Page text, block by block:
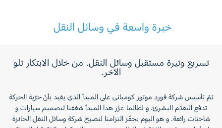
خبرة واسعة في وسائل النقل
تسريع وتيرة مستقبل وسائل النقل. من خلال الابتكار تلو
الآخر.
تمّ تأسيس شركة فورد موتور كومباني على المبدأ الذي يفيد بأنّ حرّية الحركة
تدفع التقدّم البشريّ. و لطالما عزّز هذا المبدأ شغفنا لتصميم سيارات و
شاحنات رائعة. و هو اليوم يحفّز التزامنا لنصبح شركة وسائل النقل الحائزة